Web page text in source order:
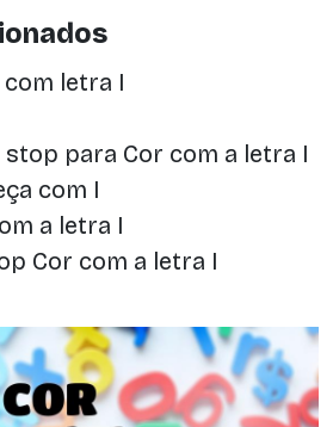
letra I
para Cor com a letra I
com I
a letra I
Cor com a letra I